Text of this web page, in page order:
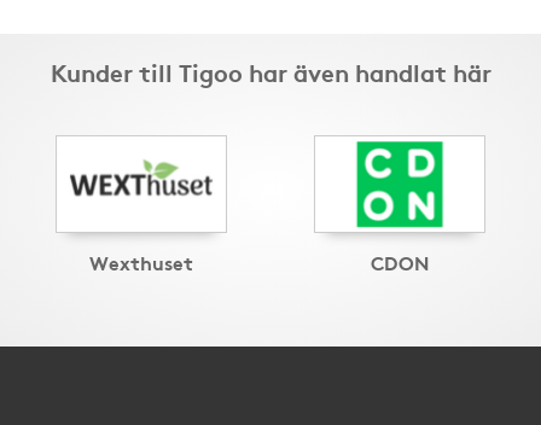
Kunder till Tigoo har även handlat här
Wexthuset CDON